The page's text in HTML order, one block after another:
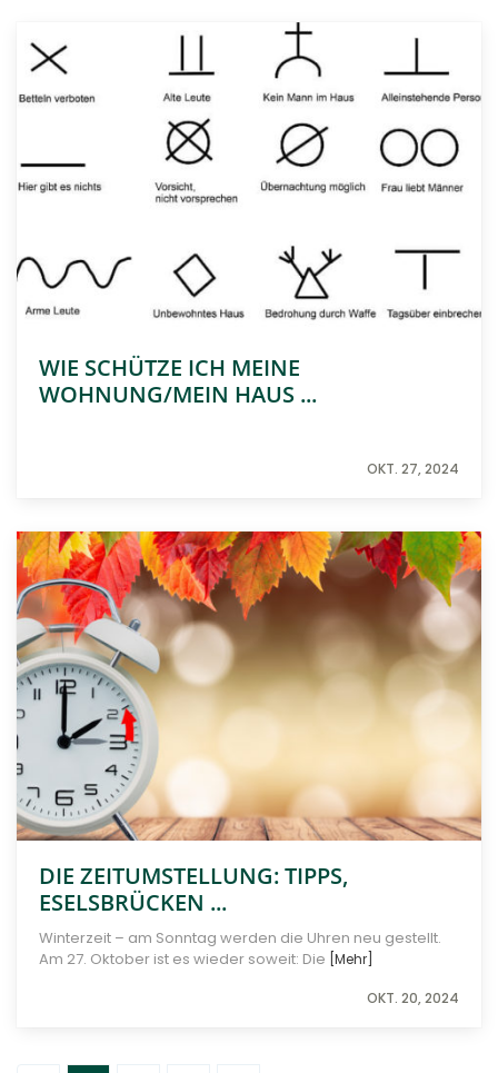
WIE SCHÜTZE ICH MEINE
WOHNUNG/MEIN HAUS ...
OKT. 27, 2024
DIE ZEITUMSTELLUNG: TIPPS,
ESELSBRÜCKEN ...
Winterzeit – am Sonntag werden die Uhren neu gestellt.
Am 27. Oktober ist es wieder soweit: Die [Mehr]
OKT. 20, 2024